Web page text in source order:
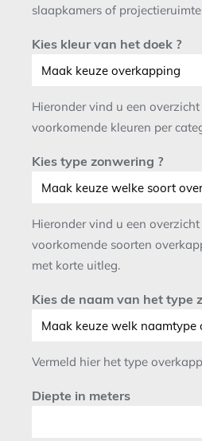
slaapkamers of
Kies kleur van het doek ?
Hieronder vind u een
voorkomende kleuren per
Kies type zonwering ?
Hieronder vind u een
voorkomende soorten
met korte uitleg.
Kies de naam van het type
Vermeld hier het type
Diepte in meters